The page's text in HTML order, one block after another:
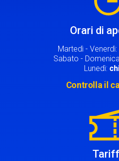
Orari di
Martedì - Venerdì:
Sabato -
Lunedì:
Controlla il